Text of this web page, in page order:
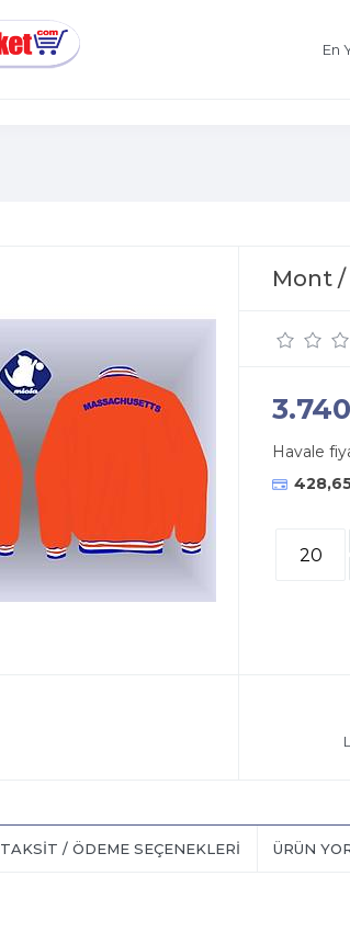
En
Mont /
Havale
TAKSIT / ÖDEME SEÇENEKLERI ÜRÜN